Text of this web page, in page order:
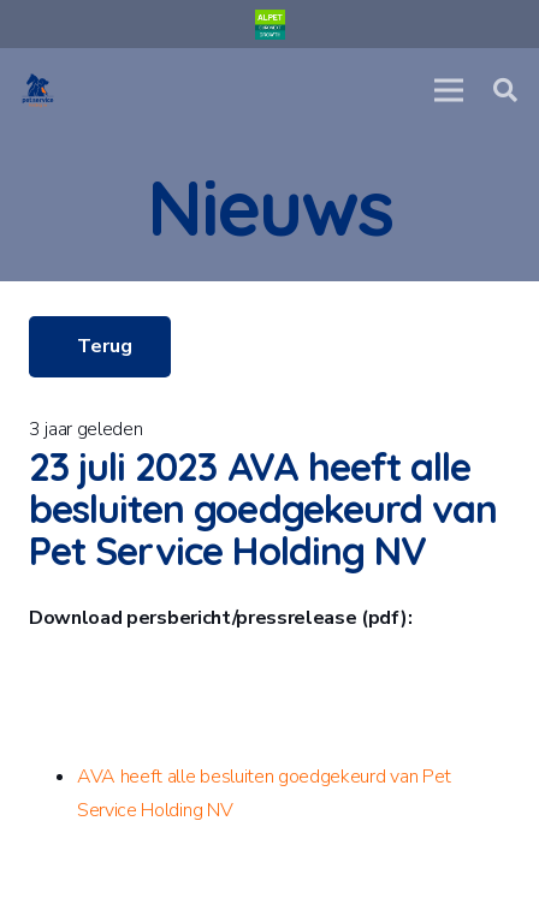
Nieuws
Terug
3 jaar geleden
23 juli 2023 AVA heeft alle
besluiten goedgekeurd van
Pet Service Holding NV
Download persbericht/pressrelease (pdf):
AVA heeft alle besluiten goedgekeurd van Pet
Service Holding NV